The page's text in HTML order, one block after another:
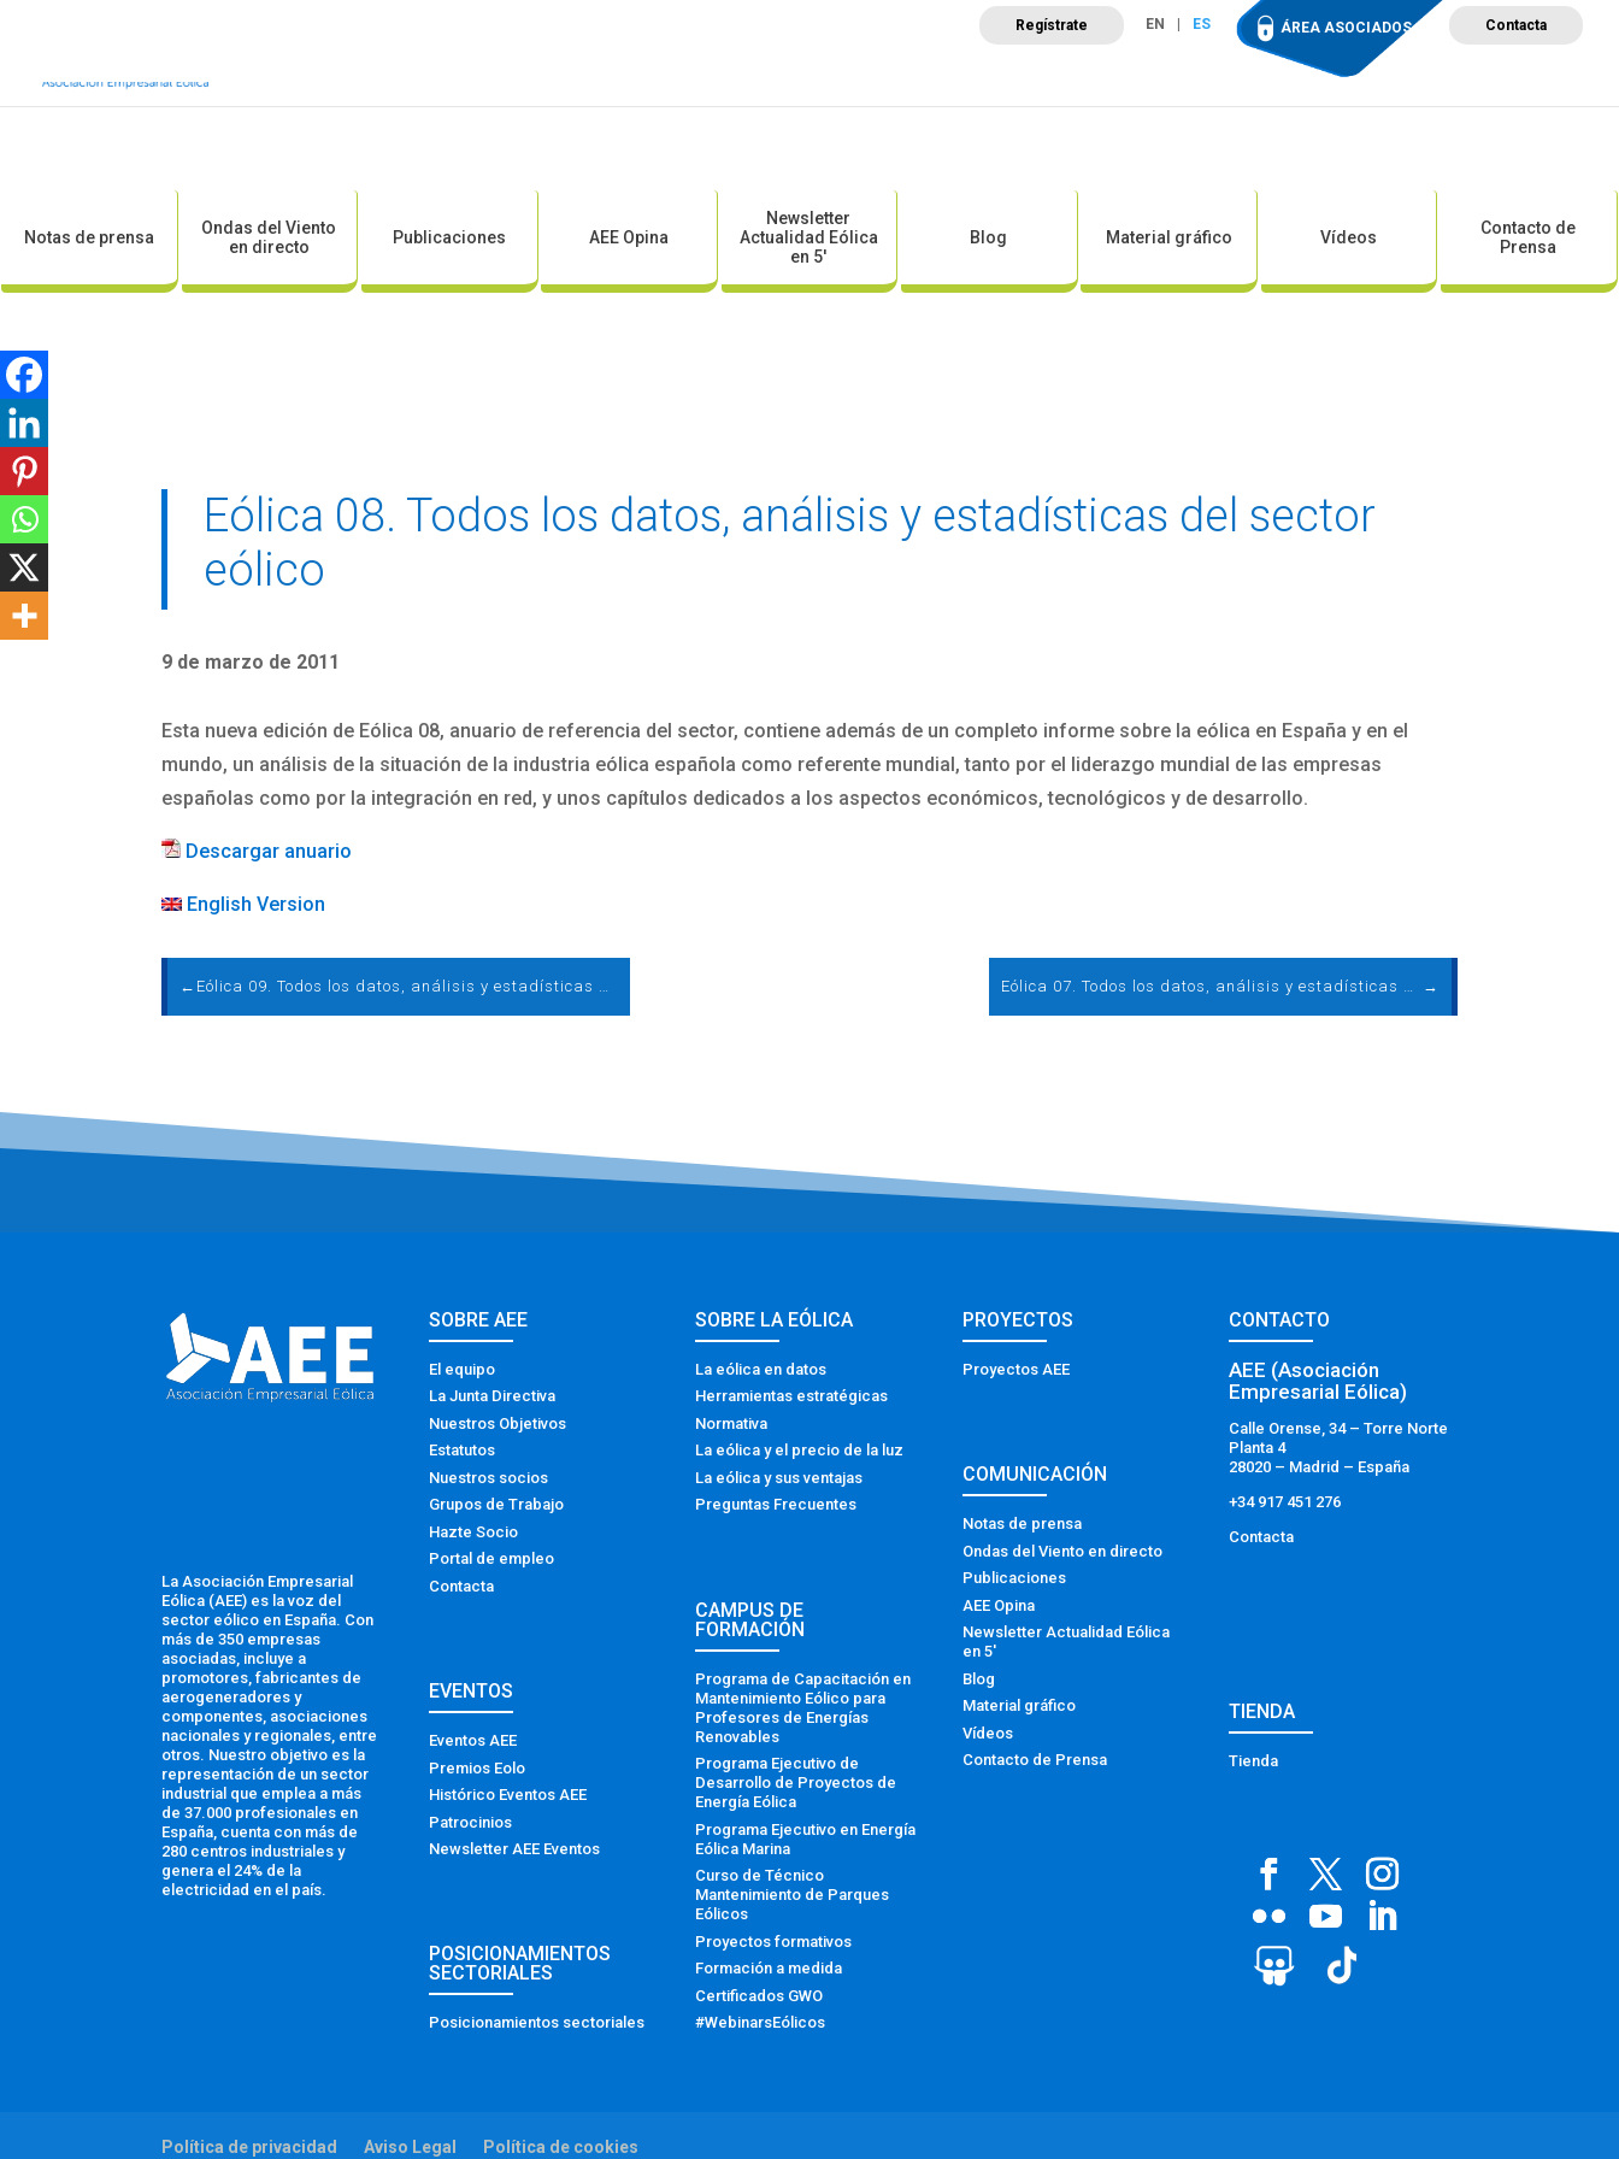
Regístrate EN ES ÁREA ASOCIADOS Contacta
Campus de Formación
Notas de prensa
Ondas del Viento
en directo
Publicaciones AEE Opina
Newsletter
Actualidad Eólica
en 5′
Blog Material gráfico Vídeos
Contacto de
Prensa
Eólica 08. Todos los datos, análisis y estadísticas del sector
eólico
9 de marzo de 2011
Esta nueva edición de Eólica 08, anuario de referencia del sector, contiene además de un completo informe sobre la eólica en España y en el
mundo, un análisis de la situación de la industria eólica española como referente mundial, tanto por el liderazgo mundial de las empresas
españolas como por la integración en red, y unos capítulos dedicados a los aspectos económicos, tecnológicos y de desarrollo.
Descargar anuario
English Version
← →
La Asociación Empresarial
Eólica (AEE) es la voz del
sector eólico en España. Con
más de 350 empresas
asociadas, incluye a
promotores, fabricantes de
aerogeneradores y
componentes, asociaciones
nacionales y regionales, entre
otros. Nuestro objetivo es la
representación de un sector
industrial que emplea a más
de 37.000 profesionales en
España, cuenta con más de
280 centros industriales y
genera el 24% de la
electricidad en el país.
SOBRE AEE
El equipo
La Junta Directiva
Nuestros Objetivos
Estatutos
Nuestros socios
Grupos de Trabajo
Hazte Socio
Portal de empleo
Contacta
EVENTOS
Eventos AEE
Premios Eolo
Histórico Eventos AEE
Patrocinios
Newsletter AEE Eventos
POSICIONAMIENTOS
SECTORIALES
Posicionamientos sectoriales
SOBRE LA EÓLICA
La eólica en datos
Herramientas estratégicas
Normativa
La eólica y el precio de la luz
La eólica y sus ventajas
Preguntas Frecuentes
CAMPUS DE
FORMACIÓN
Programa de Capacitación en
Mantenimiento Eólico para
Profesores de Energías
Renovables
Programa Ejecutivo de
Desarrollo de Proyectos de
Energía Eólica
Programa Ejecutivo en Energía
Eólica Marina
Curso de Técnico
Mantenimiento de Parques
Eólicos
Proyectos formativos
Formación a medida
Certificados GWO
#WebinarsEólicos
PROYECTOS
Proyectos AEE
COMUNICACIÓN
Notas de prensa
Ondas del Viento en directo
Publicaciones
AEE Opina
Newsletter Actualidad Eólica
en 5′
Blog
Material gráfico
Vídeos
Contacto de Prensa
CONTACTO
AEE (Asociación
Empresarial Eólica)
Calle Orense, 34 – Torre Norte
Planta 4
28020 – Madrid – España
+34 917 451 276
Contacta
TIENDA
Tienda
Política de privacidad Aviso Legal Política de cookies